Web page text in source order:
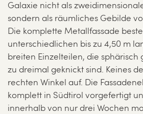
Galaxie nicht als
sondern als räumliches Gebilde
Die komplette Metallfassade
unterschiedlichen bis zu 4,50 m
breiten Einzelteilen, die sphärisch
zu dreimal geknickt sind. Keines
rechten Winkel auf. Die
komplett in Südtirol vorgefertigt
innerhalb von nur drei Wochen